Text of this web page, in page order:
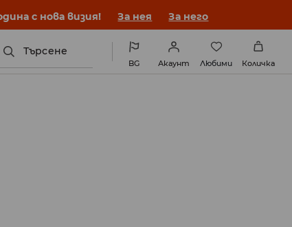
с нова визия! За нея За него
Търсене
BG Акаунт Любими Количка